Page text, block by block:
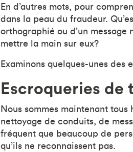
En d’autres mots, pour
dans la peau du fraudeur.
orthographié ou d’un
mettre la main sur eux?
Examinons quelques-unes des
Escroqueries de
Nous sommes maintenant
nettoyage de conduits, de
fréquent que beaucoup de
qu’ils ne reconnaissent pas.